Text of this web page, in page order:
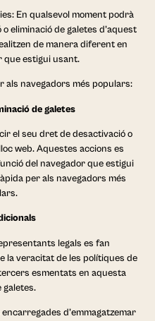
En qualsevol moment podrà
eliminació de galetes d’aquest
de manera diferent en
que estigui usant.
als navegadors més populars:
de galetes
el seu dret de desactivació o
web. Aquestes accions es
del navegador que estigui
per als navegadors més
legals es fan
la veracitat de les polítiques de
esmentats en aquesta
galetes.
d’emmagatzemar